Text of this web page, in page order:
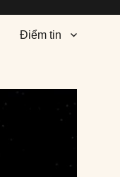
Điểm tin